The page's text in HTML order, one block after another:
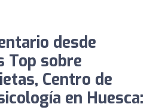
desde
Top sobre
Centro de
en Huesca: